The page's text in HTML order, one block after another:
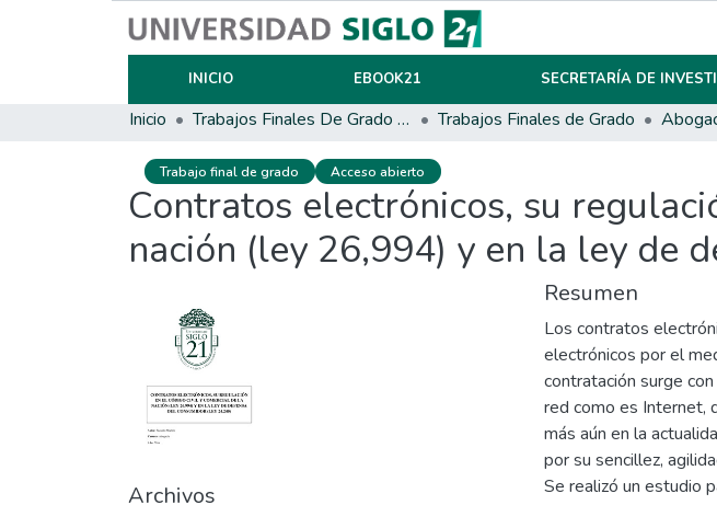
INICIO EBOOK21 SECRETARÍA DE
Inicio Trabajos Finales De Grado Y Posgrado Trabajos Finales de Grado
Trabajo final de grado Acceso abierto
Contratos electrónicos, su
nación (ley 26,994) y en la ley de
Archivos
Resumen
Los contratos
electrónicos por el
contratación surge
red como es Internet,
más aún en la
por su sencillez,
Se realizó un estudio